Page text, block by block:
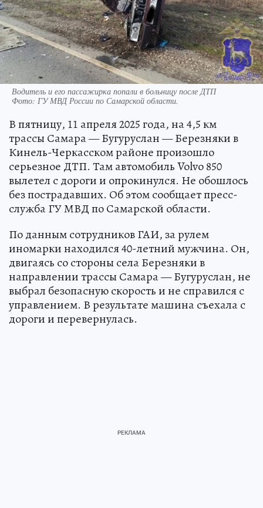
Водитель и его пассажирка попали в больницу после ДТП
Фото: ГУ МВД России по Самарской области.
В пятницу, 11 апреля 2025 года, на 4,5 км
трассы Самара — Бугуруслан — Березняки в
Кинель-Черкасском районе произошло
серьезное ДТП. Там автомобиль Volvo 850
вылетел с дороги и опрокинулся. Не обошлось
без пострадавших. Об этом сообщает пресс-
служба ГУ МВД по Самарской области.
По данным сотрудников ГАИ, за рулем
иномарки находился 40-летний мужчина. Он,
двигаясь со стороны села Березняки в
направлении трассы Самара — Бугуруслан, не
выбрал безопасную скорость и не справился с
управлением. В результате машина съехала с
дороги и перевернулась.